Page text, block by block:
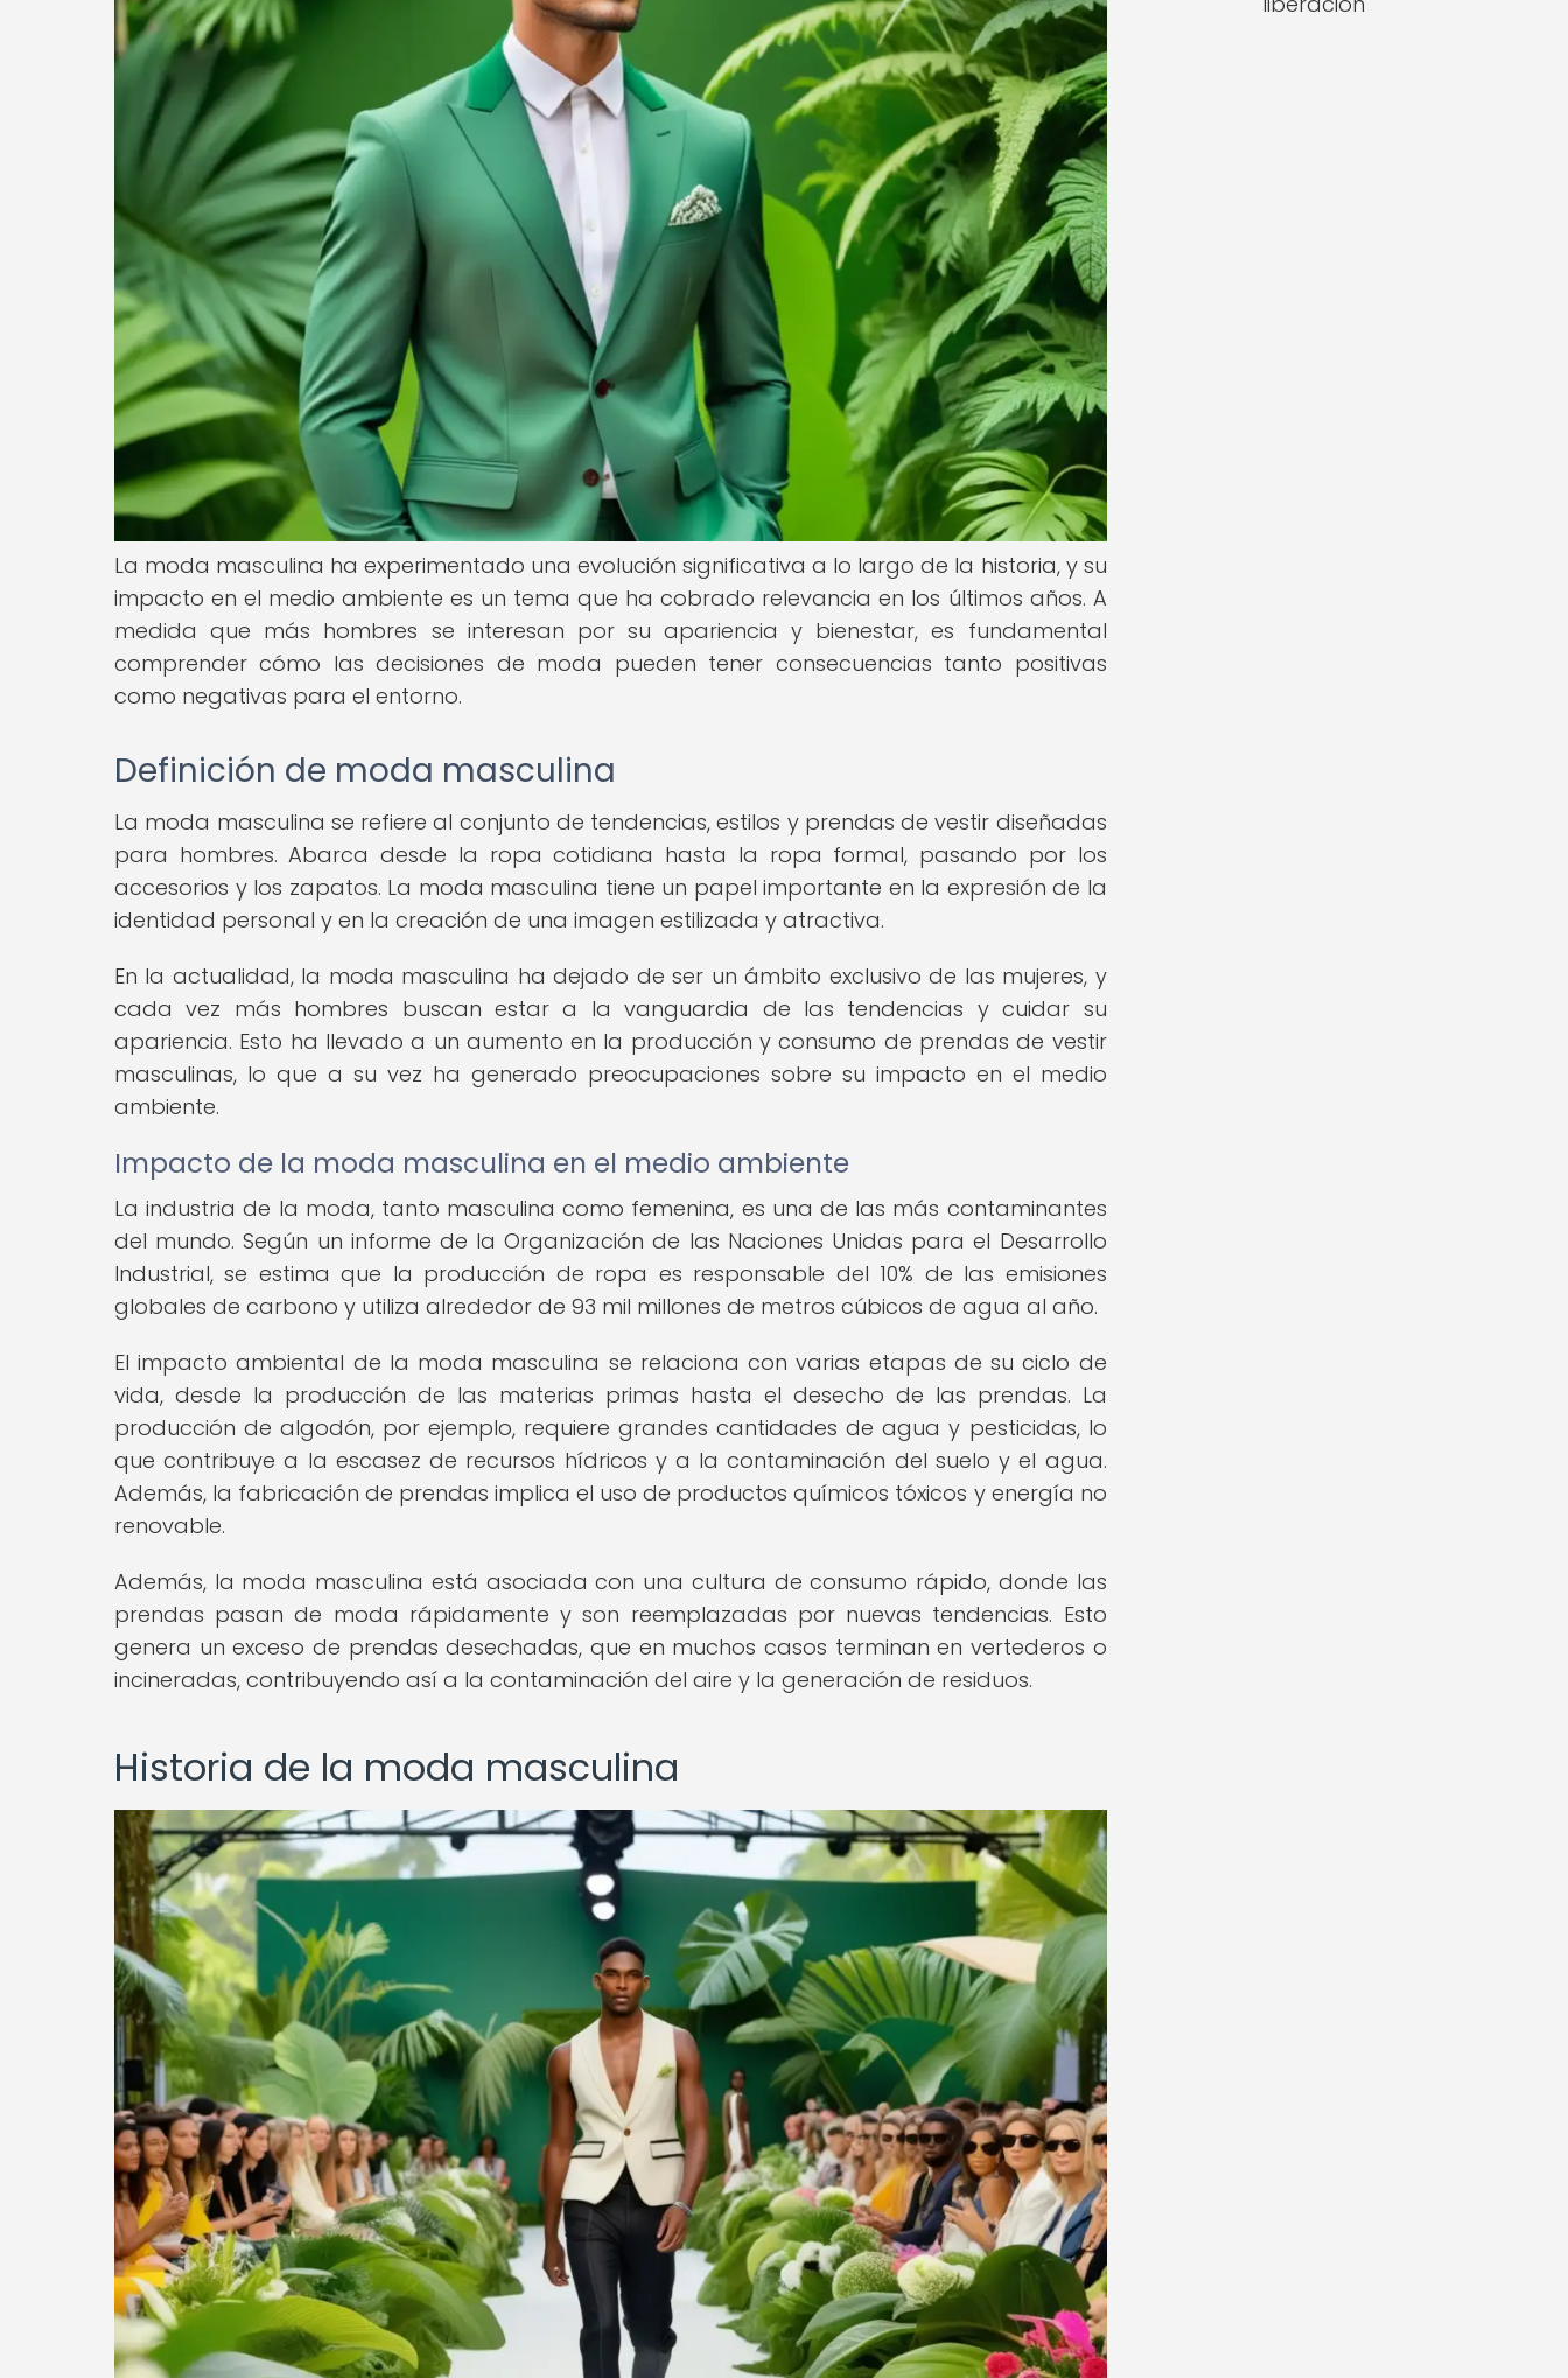
La moda masculina ha experimentado una evolución significativa a lo largo de la historia, y su
impacto en el medio ambiente es un tema que ha cobrado relevancia en los últimos años. A
medida que más hombres se interesan por su apariencia y bienestar, es fundamental
comprender cómo las decisiones de moda pueden tener consecuencias tanto positivas
como negativas para el entorno.
Definición de moda masculina
La moda masculina se refiere al conjunto de tendencias, estilos y prendas de vestir diseñadas
para hombres. Abarca desde la ropa cotidiana hasta la ropa formal, pasando por los
accesorios y los zapatos. La moda masculina tiene un papel importante en la expresión de la
identidad personal y en la creación de una imagen estilizada y atractiva.
En la actualidad, la moda masculina ha dejado de ser un ámbito exclusivo de las mujeres, y
cada vez más hombres buscan estar a la vanguardia de las tendencias y cuidar su
apariencia. Esto ha llevado a un aumento en la producción y consumo de prendas de vestir
masculinas, lo que a su vez ha generado preocupaciones sobre su impacto en el medio
ambiente.
Impacto de la moda masculina en el medio ambiente
La industria de la moda, tanto masculina como femenina, es una de las más contaminantes
del mundo. Según un informe de la Organización de las Naciones Unidas para el Desarrollo
Industrial, se estima que la producción de ropa es responsable del 10% de las emisiones
globales de carbono y utiliza alrededor de 93 mil millones de metros cúbicos de agua al año.
El impacto ambiental de la moda masculina se relaciona con varias etapas de su ciclo de
vida, desde la producción de las materias primas hasta el desecho de las prendas. La
producción de algodón, por ejemplo, requiere grandes cantidades de agua y pesticidas, lo
que contribuye a la escasez de recursos hídricos y a la contaminación del suelo y el agua.
Además, la fabricación de prendas implica el uso de productos químicos tóxicos y energía no
renovable.
Además, la moda masculina está asociada con una cultura de consumo rápido, donde las
prendas pasan de moda rápidamente y son reemplazadas por nuevas tendencias. Esto
genera un exceso de prendas desechadas, que en muchos casos terminan en vertederos o
incineradas, contribuyendo así a la contaminación del aire y la generación de residuos.
Historia de la moda masculina